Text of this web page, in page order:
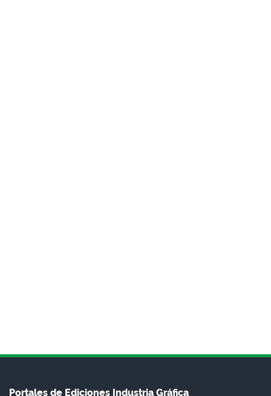
Portales de Ediciones Industria Gráfica